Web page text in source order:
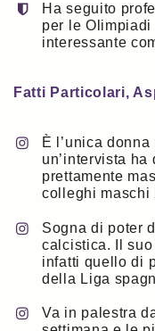
Ha seguito
per le
interessante
Fatti Particolari,
È l’unica
un’intervista
prettamente
colleghi maschi
Sogna di poter
calcistica. Il
infatti quello di
della Liga
Va in palestra